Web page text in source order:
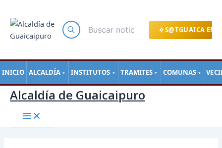
S@TGUAICA EN
INICIO ALCALDÍA ▼ INSTITUTOS ▼ TRAMITES ▼ COMUNAS ▼
contenido
Alcaldía de Guaicaipuro
de
entradas